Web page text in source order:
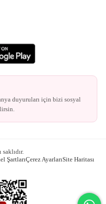
duyuruları için bizi sosyal
ŞartlarıÇerez AyarlarıSite Haritası